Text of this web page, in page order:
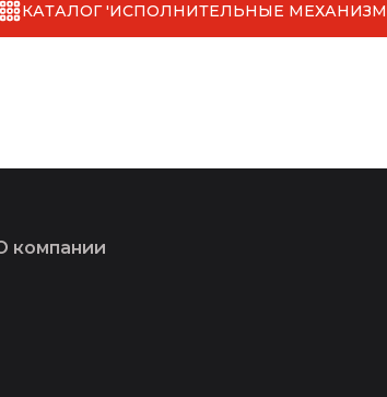
КАТАЛОГ 'ИСПОЛНИТЕЛЬНЫЕ
компании